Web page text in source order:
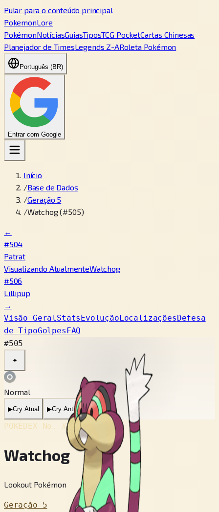
Pular para o conteúdo principal
PokemonLore
PokémonNotíciasGuiasTiposTCG PocketCartas Chinesas
Planejador de TimesLegends Z-ARoleta Pokémon
Português (BR)
Entrar com Google
Início
/Base de Dados
/Geração 5
/Watchog (#505)
←
#504
Patrat
Visualizando AtualmenteWatchog
#506
Lillipup
→
Visão GeralStatsEvoluçãoLocalizaçõesDefesa
de TipoGolpesFAQ
#505
✦
Normal
▶Cry Atual ▶Cry Antigo
POKÉDEX No. #505
Watchog
Lookout Pokémon
Geração 5